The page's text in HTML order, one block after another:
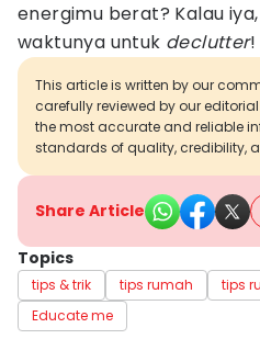
energimu berat? Kalau
waktunya untuk declutter!
This article is written by our
carefully reviewed by our
the most accurate and reliable
standards of quality, credibility,
Share Article
Topics
tips & trik tips rumah
tips
Educate me